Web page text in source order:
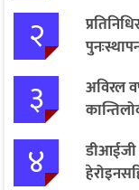
२
३
अविरल
४
डीआईजी